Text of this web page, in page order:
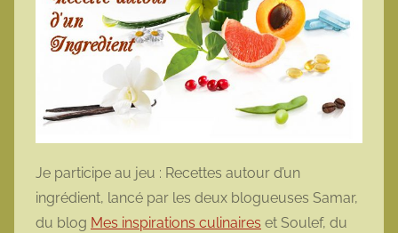
Je participe au jeu : Recettes autour d’un
ingrédient, lancé par les deux blogueuses Samar,
du blog Mes inspirations culinaires et Soulef, du